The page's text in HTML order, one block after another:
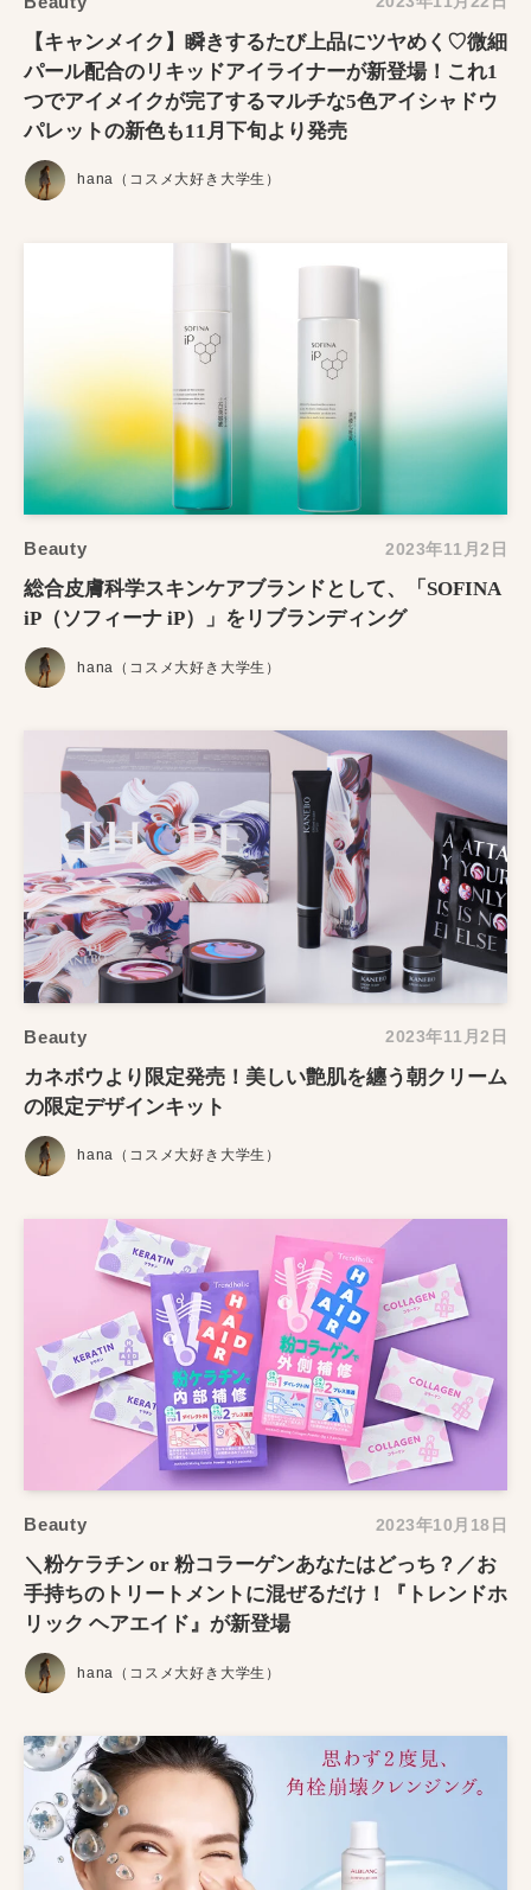
【キャンメイク】瞬きするたび上品にツヤめく♡微細
パール配合のリキッドアイライナーが新登場！これ1
つでアイメイクが完了するマルチな5色アイシャドウ
パレットの新色も11月下旬より発売
hana（コスメ大好き大学生）
Beauty 2023年11月2日
総合皮膚科学スキンケアブランドとして、「SOFINA
iP（ソフィーナ iP）」をリブランディング
hana（コスメ大好き大学生）
Beauty 2023年11月2日
カネボウより限定発売！美しい艶肌を纏う朝クリーム
の限定デザインキット
hana（コスメ大好き大学生）
Beauty 2023年10月18日
＼粉ケラチン or 粉コラーゲンあなたはどっち？／お
手持ちのトリートメントに混ぜるだけ！『トレンドホ
リック ヘアエイド』が新登場
hana（コスメ大好き大学生）